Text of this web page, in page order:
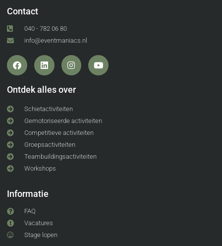
Contact
040 - 782 06 80
info@eventmaniacs.nl
Ontdek alles over
Schietactiviteiten
Gemotoriseerde activiteiten
Competitieve activiteiten
Groepsactiviteiten
Teambuildingsactiviteiten
Workshops
Informatie
FAQ
Vacatures
Stage lopen